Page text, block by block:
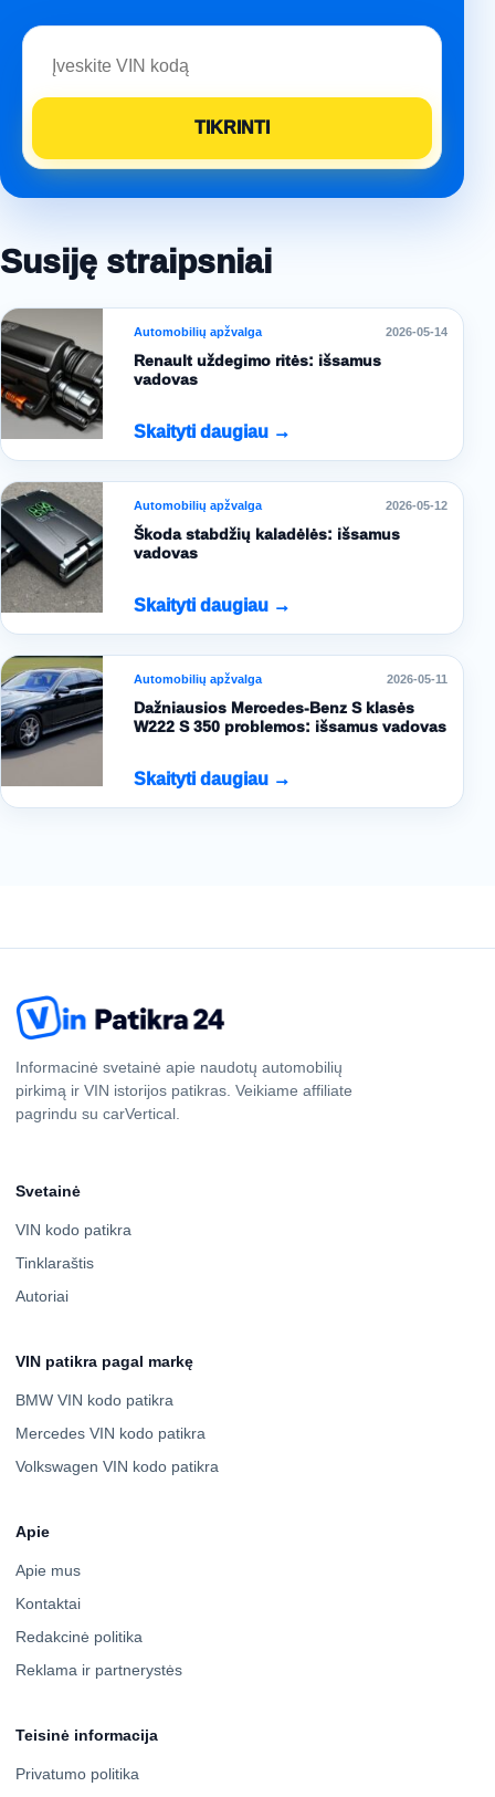
Susiję straipsniai
Automobilių apžvalga 2026-05-14
Renault uždegimo ritės: išsamus
vadovas
Skaityti daugiau →
Automobilių apžvalga 2026-05-12
Škoda stabdžių kaladėlės: išsamus
vadovas
Skaityti daugiau →
Automobilių apžvalga 2026-05-11
Dažniausios Mercedes-Benz S klasės
W222 S 350 problemos: išsamus vadovas
Skaityti daugiau →
Informacinė svetainė apie naudotų automobilių
pirkimą ir VIN istorijos patikras. Veikiame affiliate
pagrindu su carVertical.
Svetainė
VIN kodo patikra
Tinklaraštis
Autoriai
VIN patikra pagal markę
BMW VIN kodo patikra
Mercedes VIN kodo patikra
Volkswagen VIN kodo patikra
Apie
Apie mus
Kontaktai
Redakcinė politika
Reklama ir partnerystės
Teisinė informacija
Privatumo politika